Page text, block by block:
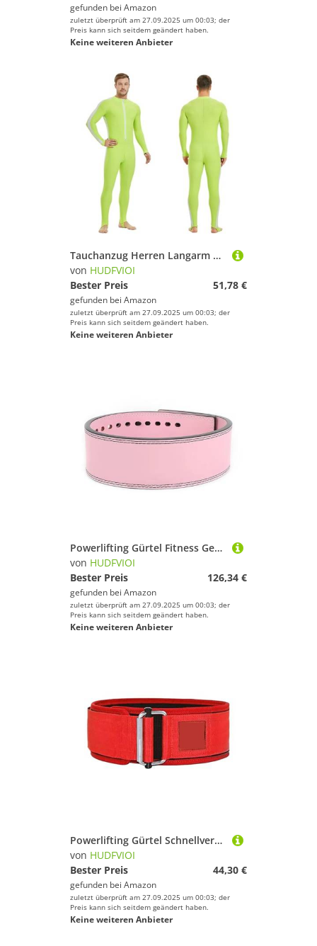
gefunden bei Amazon
zuletzt überprüft am 27.09.2025 um 00:03; der
Preis kann sich seitdem geändert haben.
Keine weiteren Anbieter
Tauchanzug Herren Langarm Sonnenschutz Wasserdicht Surf Tauchanzug Einteiliger Schnelltrocknender Strand Rash Guard Badebekleidung(Green,3XL)
von HUDFVIOI
Bester Preis
51,78 €
gefunden bei Amazon
zuletzt überprüft am 27.09.2025 um 00:03; der
Preis kann sich seitdem geändert haben.
Keine weiteren Anbieter
Powerlifting Gürtel Fitness Gewichthebergürtel Gym Kreuzheben Taillenstütze Rückengurte for Sport Workout Powerlifting Taillentrainer Gürtel(Pink,M-(Waist66-82cm))
von HUDFVIOI
Bester Preis
126,34 €
gefunden bei Amazon
zuletzt überprüft am 27.09.2025 um 00:03; der
Preis kann sich seitdem geändert haben.
Keine weiteren Anbieter
Powerlifting Gürtel Schnellverschluss-Gewichthebergürtel, verstellbarer Nylon-Trainingsgürtel for das Fitnessstudio for Männer und Frauen, Kreuzheben, Kniebeugen, Heben, Rückenstütze(Red,XL)
von HUDFVIOI
Bester Preis
44,30 €
gefunden bei Amazon
zuletzt überprüft am 27.09.2025 um 00:03; der
Preis kann sich seitdem geändert haben.
Keine weiteren Anbieter